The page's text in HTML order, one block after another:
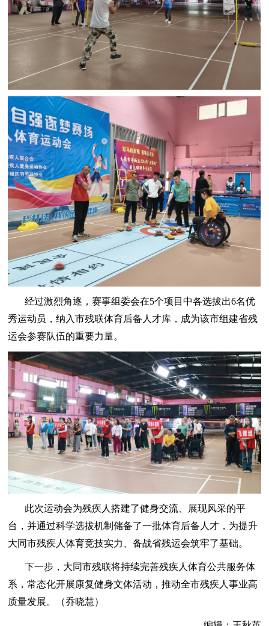
经过激烈角逐，赛事组委会在5个项目中各选拔出6名优
秀运动员，纳入市残联体育后备人才库，成为该市组建省残
运会参赛队伍的重要力量。
此次运动会为残疾人搭建了健身交流、展现风采的平
台，并通过科学选拔机制储备了一批体育后备人才，为提升
大同市残疾人体育竞技实力、备战省残运会筑牢了基础。
下一步，大同市残联将持续完善残疾人体育公共服务体
系，常态化开展康复健身文体活动，推动全市残疾人事业高
质量发展。（乔晓慧）